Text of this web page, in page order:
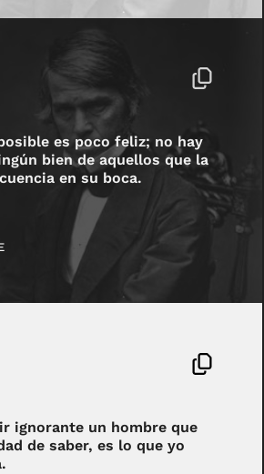
es poco feliz; no hay
bien de aquellos que la
en su boca.
ignorante un hombre que
de saber, es lo que yo